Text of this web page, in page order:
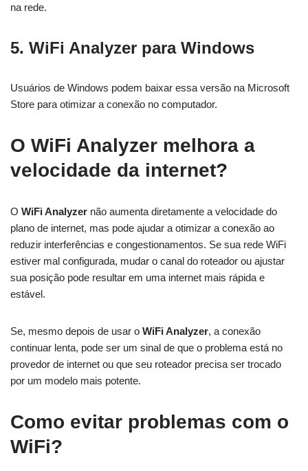
na rede.
5. WiFi Analyzer para Windows
Usuários de Windows podem baixar essa versão na Microsoft
Store para otimizar a conexão no computador.
O WiFi Analyzer melhora a
velocidade da internet?
O WiFi Analyzer não aumenta diretamente a velocidade do
plano de internet, mas pode ajudar a otimizar a conexão ao
reduzir interferências e congestionamentos. Se sua rede WiFi
estiver mal configurada, mudar o canal do roteador ou ajustar
sua posição pode resultar em uma internet mais rápida e
estável.
Se, mesmo depois de usar o WiFi Analyzer, a conexão
continuar lenta, pode ser um sinal de que o problema está no
provedor de internet ou que seu roteador precisa ser trocado
por um modelo mais potente.
Como evitar problemas com o
WiFi?